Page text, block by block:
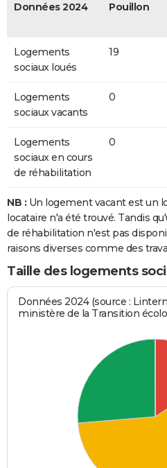
Données 2024 Pouillon
Logements
sociaux loués
19
Logements
sociaux vacants
0
Logements
sociaux en cours
de réhabilitation
0
NB : Un logement vacant est un
locataire n'a été trouvé. Tandis
de réhabilitation n'est pas
raisons diverses comme des
Taille des logements
Données 2024 (source :
ministère de la Transition